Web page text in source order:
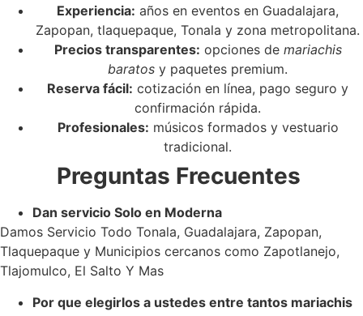
Experiencia: años en eventos en Guadalajara,
Zapopan, tlaquepaque, Tonala y zona metropolitana.
Precios transparentes: opciones de mariachis
baratos y paquetes premium.
Reserva fácil: cotización en línea, pago seguro y
confirmación rápida.
Profesionales: músicos formados y vestuario
tradicional.
Preguntas Frecuentes
Dan servicio Solo en Moderna
Damos Servicio Todo Tonala, Guadalajara, Zapopan,
Tlaquepaque y Municipios cercanos como Zapotlanejo,
Tlajomulco, El Salto Y Mas
Por que elegirlos a ustedes entre tantos mariachis